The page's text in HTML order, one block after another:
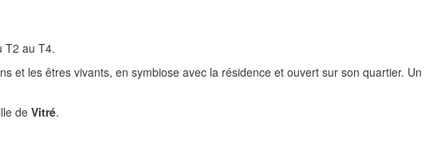
T2 au T4.
les êtres vivants, en symbiose avec la résidence et ouvert sur son quartier. Un
de Vitré.